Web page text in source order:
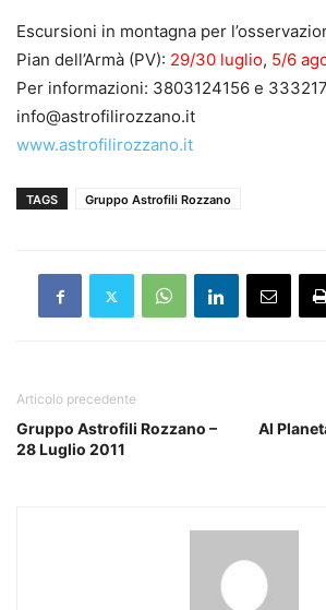
Escursioni in montagna per
Pian dell’Armà (PV): 29/30 luglio, 5/6
Per informazioni: 3803124156 e
info@astrofilirozzano.it
www.astrofilirozzano.it
TAGS Gruppo Astrofili Rozzano
Articolo precedente
Gruppo Astrofili Rozzano –
28 Luglio 2011
Al